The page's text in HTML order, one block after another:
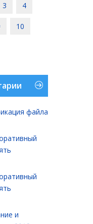
3 4
10
файла
и